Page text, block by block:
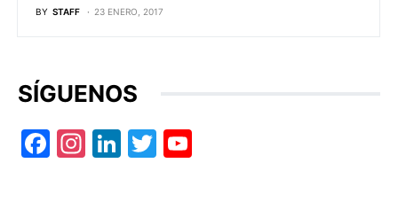
BY STAFF 23 ENERO, 2017
SÍGUENOS
Facebook
Instagram
LinkedIn
Twitter